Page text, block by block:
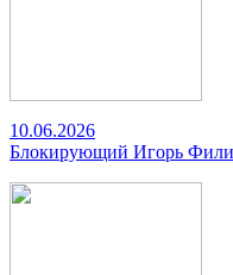
10.06.2026
Блокирующий Игорь